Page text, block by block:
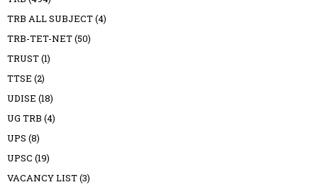
TRB ALL SUBJECT(4)
TRB-TET-NET(50)
TRUST(1)
TTSE (2)
UDISE (18)
UG TRB (4)
UPS (8)
UPSC (19)
VACANCY LIST(3)